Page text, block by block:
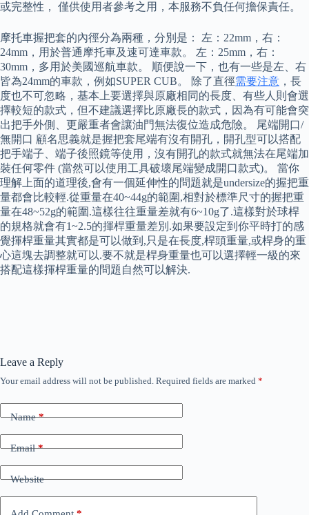
或完整性， 僅供使用者參考之用，本服務不負任何擔保責任。
摩托車握把套的內徑分為兩種，分別是： 左：22mm，右：
24mm，用於普通摩托車及速可達車款。 左：25mm，右：
30mm，多用於美國巡航車款。 順便說一下，也有一些是左、右
皆為24mm的車款，例如SUPER CUB。 除了直徑需要注意 ，長
度也不可忽略，基本上要選擇與原廠相同的長度、有些人則會選
擇較短的款式，但不建議選擇比原廠長的款式，因為有可能會突
出把手外側、更嚴重者會讓油門無法復位造成危險。 尾端開口/
無開口 顧名思義就是握把套尾端有沒有開孔，開孔型可以搭配
把手端子、端子後照鏡等使用，沒有開孔的款式就無法在尾端加
裝任何零件 (當然可以使用工具破壞尾端變成開口款式)。 當你
理解上面的道理後,會有一個延伸性的問題就是undersize的握把重
量都會比較輕.從重量在40~44g的範圍,相對於標準尺寸的握把重
量在48~52g的範圍.這樣往往重量差就有6~10g了.這樣對於球桿
的規格就會有1~2.5的揮桿重量差別.如果要設定到你平時打的感
覺揮桿重量其實都是可以做到,只是在長度,桿頭重量,或桿身的重
心這塊去調整就可以.要不就是桿身重量也可以選擇輕一級的來
搭配這樣揮桿重量的問題自然可以解決.
Leave a Reply
Your email address will not be published. Required fields are marked *
Name*
Email*
Website